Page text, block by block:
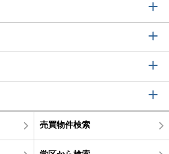
売買物件検索